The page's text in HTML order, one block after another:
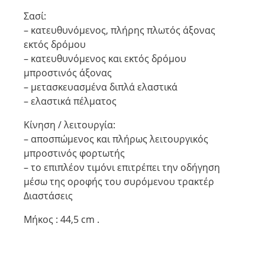
Σασί:
– κατευθυνόμενος, πλήρης πλωτός άξονας
εκτός δρόμου
– κατευθυνόμενος και εκτός δρόμου
μπροστινός άξονας
– μετασκευασμένα διπλά ελαστικά
– ελαστικά πέλματος
Κίνηση / λειτουργία:
– αποσπώμενος και πλήρως λειτουργικός
μπροστινός φορτωτής
– το επιπλέον τιμόνι επιτρέπει την οδήγηση
μέσω της οροφής του συρόμενου τρακτέρ
Διαστάσεις
Μήκος : 44,5 cm .